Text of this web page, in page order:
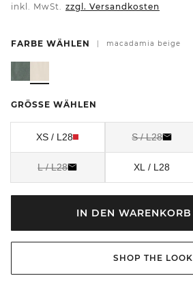
inkl. MwSt. zzgl. Versandkosten
FARBE WÄHLEN macadamia beige
GRÖSSE WÄHLEN
XS / L28 S / L28
L / L28 XL / L28
IN DEN WARENKORB
SHOP THE LOOK